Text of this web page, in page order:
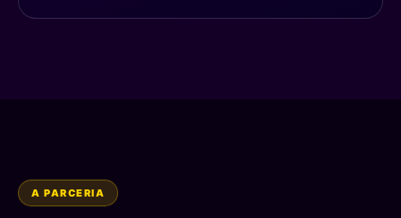
A PARCERIA